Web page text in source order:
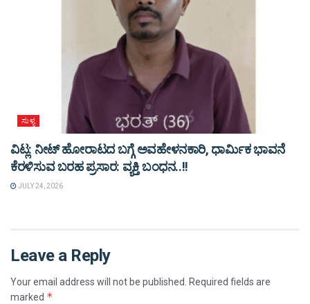
ಸುಳ್ಯ
ವಿಟ್ಲ: ನೀಟ್ ಹೋರಾಟದ ಬಗ್ಗೆ ಅವಹೇಳನಕಾರಿ, ಧಾರ್ಮಿಕ ಭಾವನೆ
ಕೆರಳಿಸುವ ಬರಹ ಪ್ರಸಾರ: ವ್ಯಕ್ತಿ ಬಂಧನ..!!
JULY 24, 2026
Leave a Reply
Your email address will not be published. Required fields are
marked *